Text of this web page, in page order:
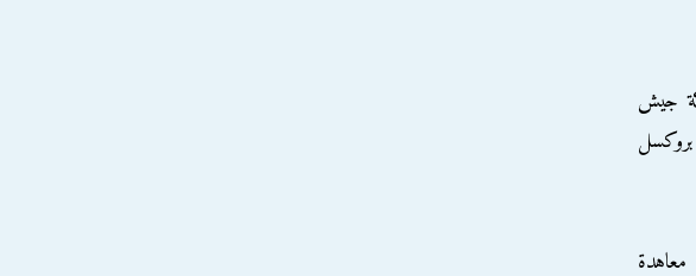
جيش
الجانبين خلال 39 عامًا، منذ معاهدة